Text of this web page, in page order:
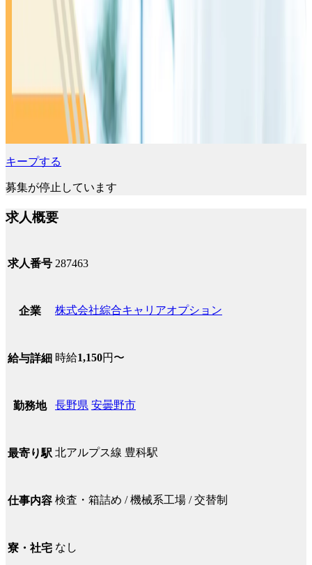
キープする
募集が停止しています
求人概要
求人番号 287463
企業 株式会社綜合キャリアオプション
給与詳細 時給1,150円〜
勤務地 長野県 安曇野市
最寄り駅 北アルプス線 豊科駅
仕事内容 検査・箱詰め / 機械系工場 / 交替制
寮・社宅 なし